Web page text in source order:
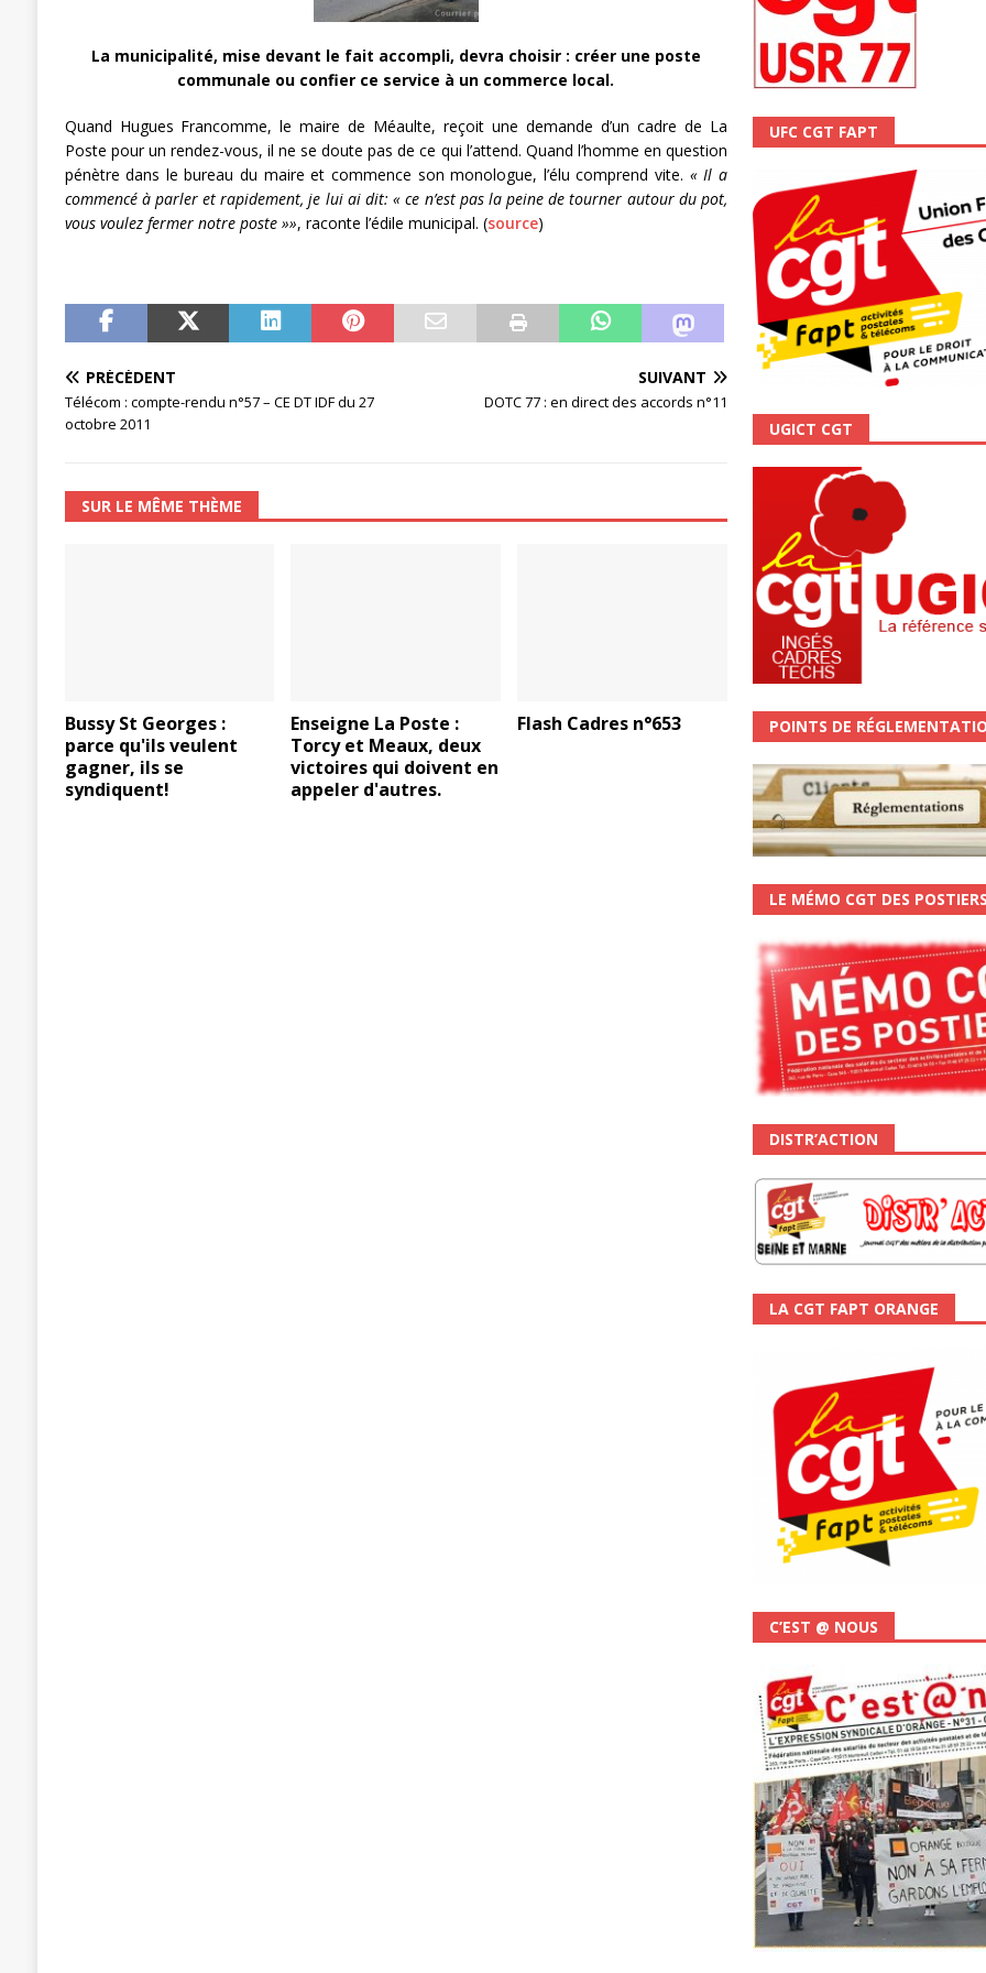
[ 27 avril 2024 ] 1er MAI 2024 ACTUALITÉ
La municipalité, mise devant le fait accompli, devra choisir : créer une poste
communale ou confier ce service à un commerce local.
Quand Hugues Francomme, le maire de Méaulte, reçoit une demande d’un cadre de La
Poste pour un rendez-vous, il ne se doute pas de ce qui l’attend. Quand l’homme en question
pénètre dans le bureau du maire et commence son monologue, l’élu comprend vite. « Il a
commencé à parler et rapidement, je lui ai dit: « ce n’est pas la peine de tourner autour du pot,
vous voulez fermer notre poste »», raconte l’édile municipal. (source)
PRÉCÉDENT
Télécom : compte-rendu n°57 – CE DT IDF du 27
octobre 2011
SUIVANT
DOTC 77 : en direct des accords n°11
SUR LE MÊME THÈME
Bussy St Georges :
parce qu'ils veulent
gagner, ils se
syndiquent!
Enseigne La Poste :
Torcy et Meaux, deux
victoires qui doivent en
appeler d'autres.
Flash Cadres n°653
UFC CGT FAPT
UGICT CGT
POINTS DE
LE MÉMO CGT DES
DISTR’ACTION
LA CGT FAPT ORANGE
C’EST @ NOUS